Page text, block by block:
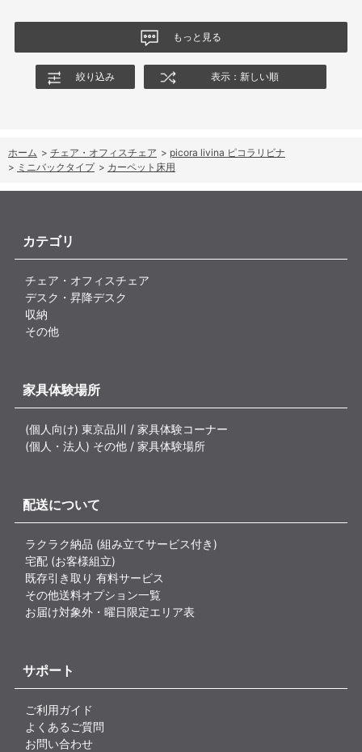
もっと見る
絞り込み 表示：新しい順
ホーム > チェア・オフィスチェア > picora livina ピコラリビナ
> ミニバックタイプ > カーペット床用
カテゴリ
チェア・オフィスチェア
デスク・昇降デスク
収納
その他
家具体験場所
(個人向け) 東京品川 / 家具体験コーナー
(個人・法人) その他 / 家具体験場所
配送について
ラクラク納品 (組み立てサービス付き)
宅配 (お客様組立)
既存引き取り 有料サービス
その他送料オプション一覧
お届け対象外・曜日限定エリア表
サポート
ご利用ガイド
よくあるご質問
お問い合わせ